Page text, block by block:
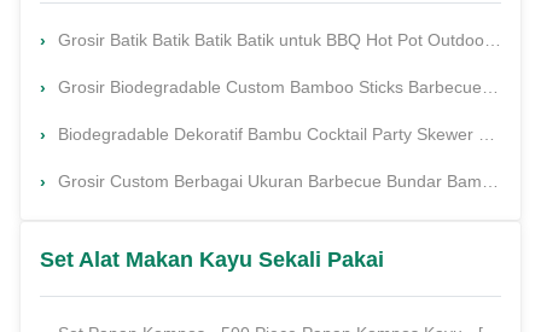
Grosir Batik Batik Batik Batik untuk BBQ Hot Pot Outdoor Camping Barbecue Aksesoris
Grosir Biodegradable Custom Bamboo Sticks Barbecue skewers BBQ Bamboo Sticks Bulat
Biodegradable Dekoratif Bambu Cocktail Party Skewer Bambu Cocktail Pick
Grosir Custom Berbagai Ukuran Barbecue Bundar Bambu Tongkat Berkualitas Tinggi Murah BBQ Skewers Grill Alat sekali pakai Bambu Tongkat
Set Alat Makan Kayu Sekali Pakai